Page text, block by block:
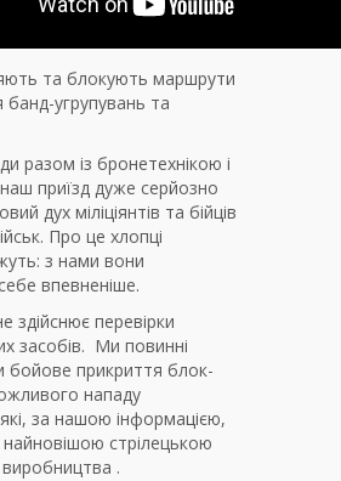
та блокують маршрути
банд-угрупувань та
разом із бронетехнікою і
приїзд дуже серйозно
дух міліціянтів та бійців
Про це хлопці
з нами вони
впевненіше.
здійснює перевірки
засобів. Ми повинні
бойове прикриття блок-
нападу
за нашою інформацією,
найновішою стрілецькою
виробництва .